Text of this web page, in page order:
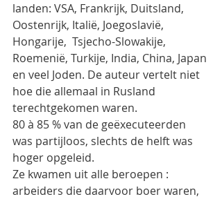
landen: VSA, Frankrijk, Duitsland,
Oostenrijk, Italië, Joegoslavië,
Hongarije,  Tsjecho-Slowakije,
Roemenië, Turkije, India, China, Japan
en veel Joden. De auteur vertelt niet
hoe die allemaal in Rusland
terechtgekomen waren.
80 à 85 % van de geëxecuteerden
was partijloos, slechts de helft was
hoger opgeleid.
Ze kwamen uit alle beroepen :
arbeiders die daarvoor boer waren,